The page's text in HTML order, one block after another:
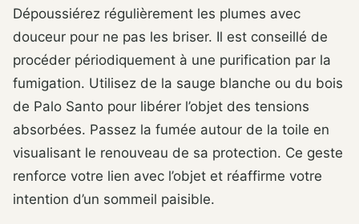
Dépoussiérez régulièrement les plumes avec
douceur pour ne pas les briser. Il est conseillé de
procéder périodiquement à une purification par la
fumigation. Utilisez de la sauge blanche ou du bois
de Palo Santo pour libérer l’objet des tensions
absorbées. Passez la fumée autour de la toile en
visualisant le renouveau de sa protection. Ce geste
renforce votre lien avec l’objet et réaffirme votre
intention d’un sommeil paisible.